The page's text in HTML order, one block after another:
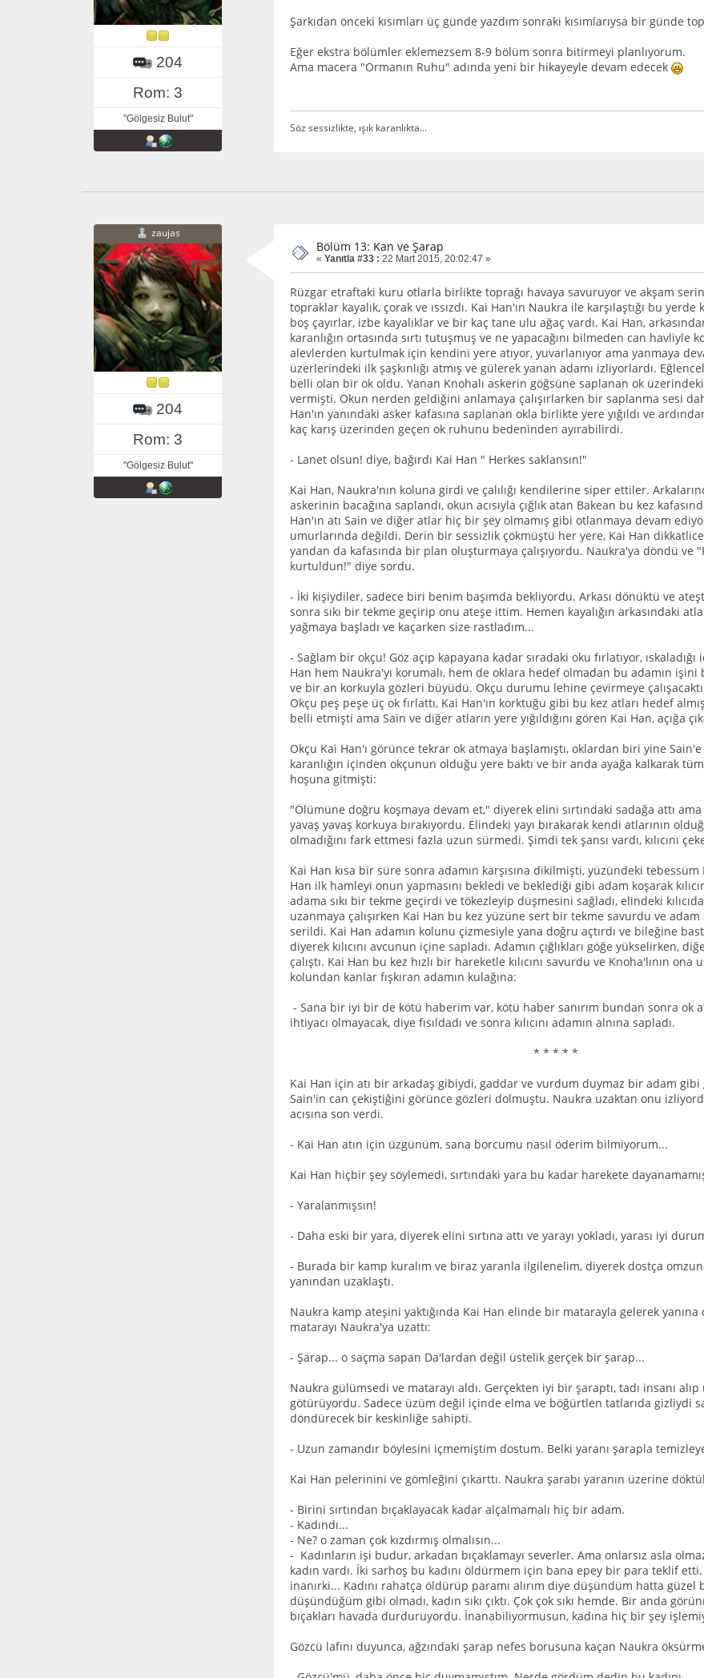
204
Rom: 3
"Gölgesiz Bulut"
Şarkıdan önceki kısımları üç günde yazdım sonraki kısımlarıysa bir günde
Eğer ekstra bölümler eklemezsem 8-9 bölüm sonra bitirmeyi planlıyorum.
Ama macera "Ormanın Ruhu" adında yeni bir hikayeyle devam edecek
Söz sessizlikte, ışık karanlıkta...
zaujas
204
Rom: 3
"Gölgesiz Bulut"
Bölüm 13: Kan ve Şarap
« Yanıtla #33 : 22 Mart 2015, 20:02:47 »
Rüzgar etraftaki kuru otlarla birlikte toprağı havaya savuruyor ve akşam
topraklar kayalık, çorak ve ıssızdı. Kai Han'ın Naukra ile karşılaştığı bu
boş çayırlar, izbe kayalıklar ve bir kaç tane ulu ağaç vardı. Kai Han,
karanlığın ortasında sırtı tutuşmuş ve ne yapacağını bilmeden can
alevlerden kurtulmak için kendini yere atıyor, yuvarlanıyor ama yanmaya
üzerlerindeki ilk şaşkınlığı atmış ve gülerek yanan adamı izliyorlardı.
belli olan bir ok oldu. Yanan Knohalı askerin göğsüne saplanan ok
vermişti. Okun nerden geldiğini anlamaya çalışırlarken bir saplanma sesi
Han'ın yanındaki asker kafasına saplanan okla birlikte yere yığıldı ve
kaç karış üzerinden geçen ok ruhunu bedeninden ayırabilirdi.
- Lanet olsun! diye, bağırdı Kai Han " Herkes saklansın!"
Kai Han, Naukra'nın koluna girdi ve çalılığı kendilerine siper ettiler.
askerinin bacağına saplandı, okun acısıyla çığlık atan Bakean bu kez
Han'ın atı Sain ve diğer atlar hiç bir şey olmamış gibi otlanmaya devam
umurlarında değildi. Derin bir sessizlik çökmüştü her yere, Kai Han
yandan da kafasında bir plan oluşturmaya çalışıyordu. Naukra'ya döndü ve
kurtuldun!" diye sordu.
- İki kişiydiler, sadece biri benim başımda bekliyordu. Arkası dönüktü ve
sonra sıkı bir tekme geçirip onu ateşe ittim. Hemen kayalığın arkasındaki
yağmaya başladı ve kaçarken size rastladım...
- Sağlam bir okçu! Göz açıp kapayana kadar sıradaki oku fırlatıyor,
Han hem Naukra'yı korumalı, hem de oklara hedef olmadan bu adamın
ve bir an korkuyla gözleri büyüdü. Okçu durumu lehine çevirmeye çalışacaktı
Okçu peş peşe üç ok fırlattı, Kai Han'ın korktuğu gibi bu kez atları hedef
belli etmişti ama Sain ve diğer atların yere yığıldığını gören Kai Han, açığa
Okçu Kai Han'ı görünce tekrar ok atmaya başlamıştı, oklardan biri yine
karanlığın içinden okçunun olduğu yere baktı ve bir anda ayağa kalkarak
hoşuna gitmişti:
"Ölümüne doğru koşmaya devam et," diyerek elini sırtındaki sadağa attı
yavaş yavaş korkuya bırakıyordu. Elindeki yayı bırakarak kendi atlarının
olmadığını fark ettmesi fazla uzun sürmedi. Şimdi tek şansı vardı, kılıcını
Kai Han kısa bir süre sonra adamın karşısına dikilmişti, yüzündeki
Han ilk hamleyi onun yapmasını bekledi ve beklediği gibi adam koşarak
adama sıkı bir tekme geçirdi ve tökezleyip düşmesini sağladı, elindeki
uzanmaya çalışırken Kai Han bu kez yüzüne sert bir tekme savurdu ve
serildi. Kai Han adamın kolunu çizmesiyle yana doğru açtırdı ve bileğine
diyerek kılıcını avcunun içine sapladı. Adamın çığlıkları göğe yükselirken,
çalıştı. Kai Han bu kez hızlı bir hareketle kılıcını savurdu ve Knoha'lının
kolundan kanlar fışkıran adamın kulağına:
- Sana bir iyi bir de kötü haberim var, kötü haber sanırım bundan sonra ok
ihtiyacı olmayacak, diye fısıldadı ve sonra kılıcını adamın alnına sapladı.
* * * * *
Kai Han için atı bir arkadaş gibiydi, gaddar ve vurdum duymaz bir adam
Sain'in can çekiştiğini görünce gözleri dolmuştu. Naukra uzaktan onu izliyordu,
acısına son verdi.
- Kai Han atın için üzgünüm, sana borcumu nasıl öderim bilmiyorum...
Kai Han hiçbir şey söylemedi, sırtındaki yara bu kadar harekete
- Yaralanmışsın!
- Daha eski bir yara, diyerek elini sırtına attı ve yarayı yokladı, yarası iyi
- Burada bir kamp kuralım ve biraz yaranla ilgilenelim, diyerek dostça
yanından uzaklaştı.
Naukra kamp ateşini yaktığında Kai Han elinde bir matarayla gelerek
matarayı Naukra'ya uzattı:
- Şarap... o saçma sapan Da'lardan değil üstelik gerçek bir şarap...
Naukra gülümsedi ve matarayı aldı. Gerçekten iyi bir şaraptı, tadı insanı
götürüyordu. Sadece üzüm değil içinde elma ve böğürtlen tatlarıda gizliydi
döndürecek bir keskinliğe sahipti.
- Uzun zamandır böylesini içmemiştim dostum. Belki yaranı şarapla
Kai Han pelerinini ve gömleğini çıkarttı. Naukra şarabı yaranın üzerine
- Birini sırtından bıçaklayacak kadar alçalmamalı hiç bir adam.
- Kadındı...
- Ne? o zaman çok kızdırmış olmalısın...
- Kadınların işi budur, arkadan bıçaklamayı severler. Ama onlarsız asla
kadın vardı. İki sarhoş bu kadını öldürmem için bana epey bir para teklif
inanırki... Kadını rahatça öldürüp paramı alırım diye düşündüm hatta
düşündüğüm gibi olmadı, kadın sıkı çıktı. Çok çok sıkı hemde. Bir anda
bıçakları havada durduruyordu. İnanabiliyormusun, kadına hiç bir şey
Gözcü lafını duyunca, ağzındaki şarap nefes borusuna kaçan Naukra